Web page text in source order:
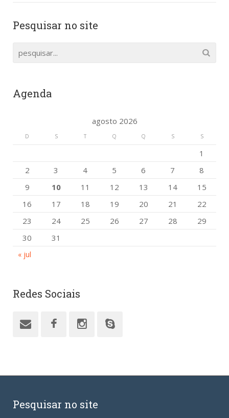
Pesquisar no site
Agenda
agosto 2026
D S T Q Q S S
« jul
1
2
3 4 5 6 7
8
9
10 11 12 13 14
15
16
17 18 19 20 21
22
23
24 25 26 27 28
29
30
31
Redes Sociais
Pesquisar no site